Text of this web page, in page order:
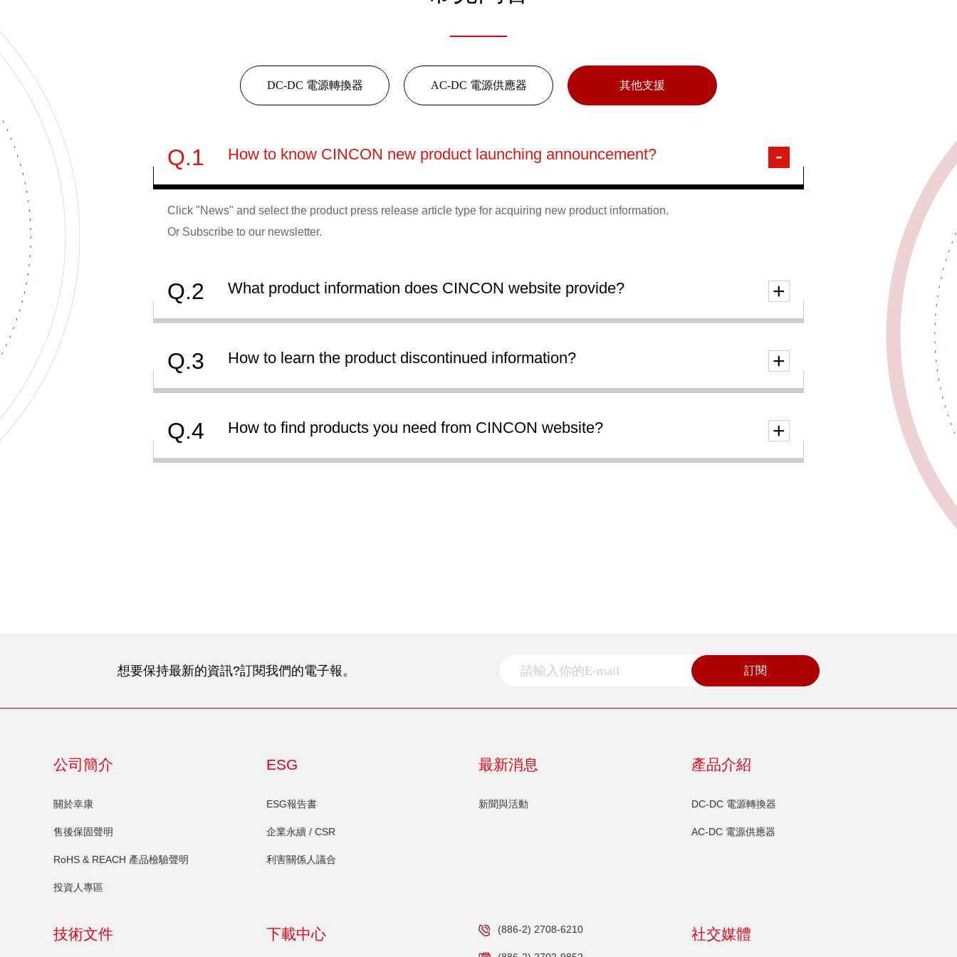
DC-DC 電源轉換器 AC-DC 電源供應器 其他支援
Q.1 How to know CINCON new product launching announcement?
Click "News" and select the product press release article type for acquiring new product information.
Or Subscribe to our newsletter.
Q.2 What product information does CINCON website provide?
Q.3 How to learn the product discontinued information?
Q.4 How to find products you need from CINCON website?
想要保持最新的資訊?訂閱我們的電子報。 訂閱
公司簡介
關於幸康
售後保固聲明
RoHS & REACH 產品檢驗聲明
投資人專區
ESG
ESG報告書
企業永續 / CSR
利害關係人議合
最新消息
新聞與活動
產品介紹
DC-DC 電源轉換器
AC-DC 電源供應器
技術文件 下載中心 (886-2) 2708-6210 社交媒體